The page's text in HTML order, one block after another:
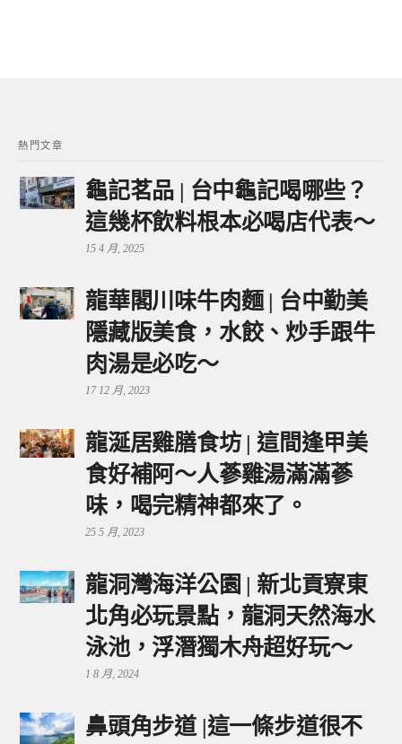
熱門文章
龜記茗品 | 台中龜記喝哪些？
這幾杯飲料根本必喝店代表～
15 4 月, 2025
龍華閣川味牛肉麵 | 台中勤美
隱藏版美食，水餃、炒手跟牛
肉湯是必吃～
17 12 月, 2023
龍涎居雞膳食坊 | 這間逢甲美
食好補阿～人蔘雞湯滿滿蔘
味，喝完精神都來了。
25 5 月, 2023
龍洞灣海洋公園 | 新北貢寮東
北角必玩景點，龍洞天然海水
泳池，浮潛獨木舟超好玩～
1 8 月, 2024
鼻頭角步道 |這一條步道很不